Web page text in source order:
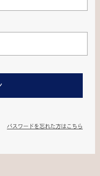
パスワードを忘れた方はこちら